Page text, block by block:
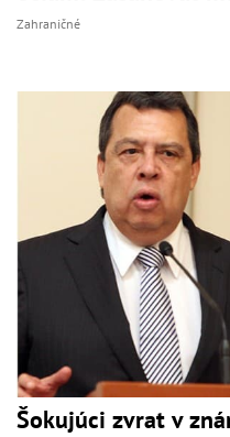
Zahraničné
Šokujúci zvrat v